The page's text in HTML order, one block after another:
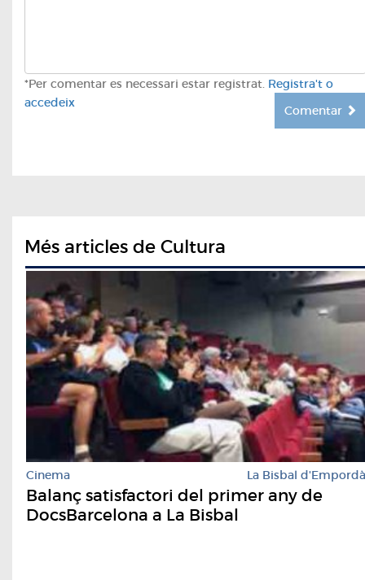
*Per comentar es necessari estar registrat. Registra't o
accedeix
Comentar
Més articles de Cultura
Cinema La Bisbal d'Empordà
Balanç satisfactori del primer any de
DocsBarcelona a La Bisbal